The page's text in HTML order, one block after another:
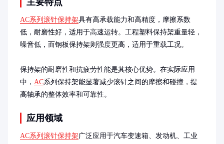
主要特点
AC系列滚针保持架具有高承载能力和高精度，摩擦系数
低，耐磨性好，适用于高速运转。工程塑料保持架重量轻，
噪音低，而钢板保持架则强度更高，适用于重载工况。
保持架的耐磨性和抗疲劳性能是其核心优势。在实际应用
中， AC系列保持架能显著减少滚针之间的摩擦和碰撞，提
高轴承的整体效率和可靠性。
应用领域
AC系列滚针保持架广泛应用于汽车变速箱、发动机、工业